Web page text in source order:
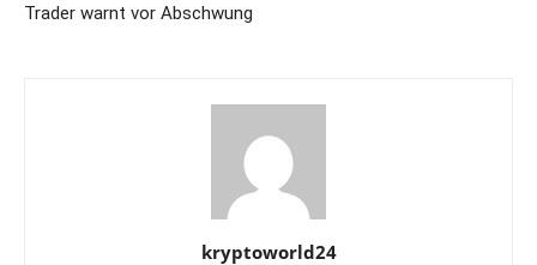
Trader warnt vor Abschwung
kryptoworld24